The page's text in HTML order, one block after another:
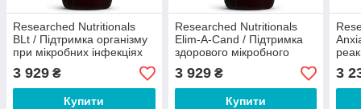
Researched Nutritionals
BLt / Підтримка організму
при мікробних інфекціях
120 мл
3 929 ₴
Купити
Researched Nutritionals
Elim-A-Cand / Підтримка
здорового мікробного
балансу при кандидозі
120 мл
3 929₴
Купити
3